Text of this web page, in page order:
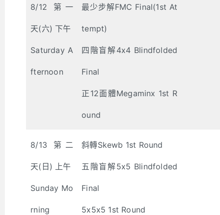
8/12 第一
天(六) 下午
Saturday A
fternoon
最少步解FMC Final(1st At
tempt)
四階盲解4x4 Blindfolded
Final
正12面體Megaminx 1st R
ound
8/13 第二
天(日) 上午
Sunday Mo
rning
斜轉Skewb 1st Round
五階盲解5x5 Blindfolded
Final
5x5x5 1st Round